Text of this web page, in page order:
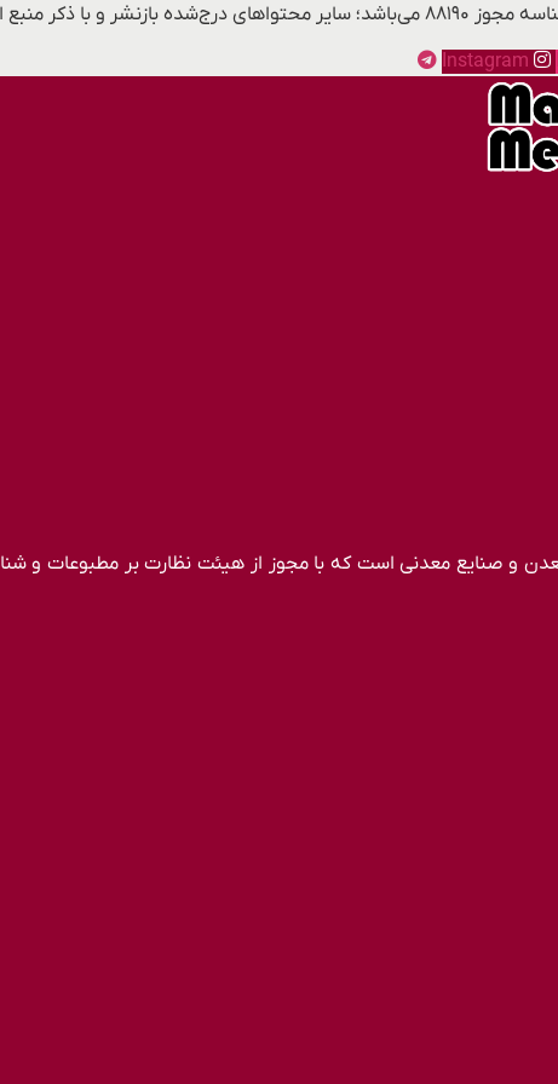
سایر محتواهای درج‌شده بازنشر و با ذکر منبع است.
Instagram
معدن و صنایع معدنی‌ است که با مجوز از هیئت نظارت بر مطبوعات